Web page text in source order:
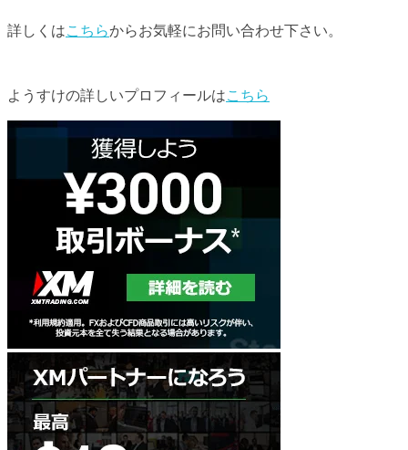
詳しくはこちらからお気軽にお問い合わせ下さい。
ようすけの詳しいプロフィールはこちら